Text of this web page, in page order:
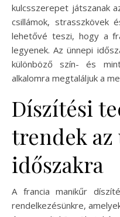
kulcsszerepet játszanak
csillámok, strasszkövek
lehetővé teszi, hogy a
legyenek. Az ünnepi
különböző szín- és
alkalomra megtaláljuk a
Díszítési
trendek
időszakra
A francia manikűr
rendelkezésünkre,